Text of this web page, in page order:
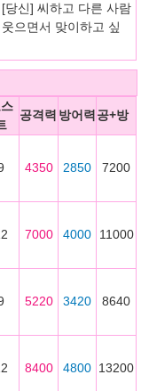
신] 씨하고 다른 사람
으면서 맞이하고 싶
공격력 방어력 공+방
4350 2850 7200
7000 4000 11000
5220 3420 8640
8400 4800 13200